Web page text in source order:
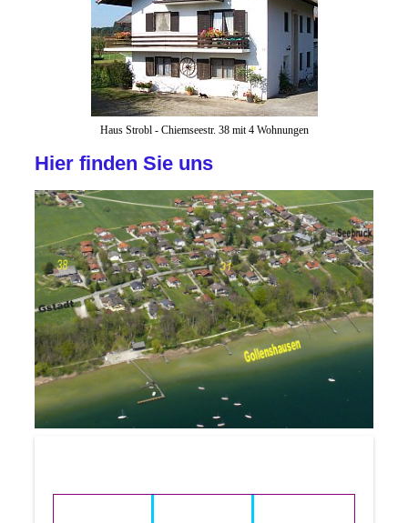
Haus Strobl - Chiemseestr. 38 mit 4 Wohnungen
Hier finden Sie uns